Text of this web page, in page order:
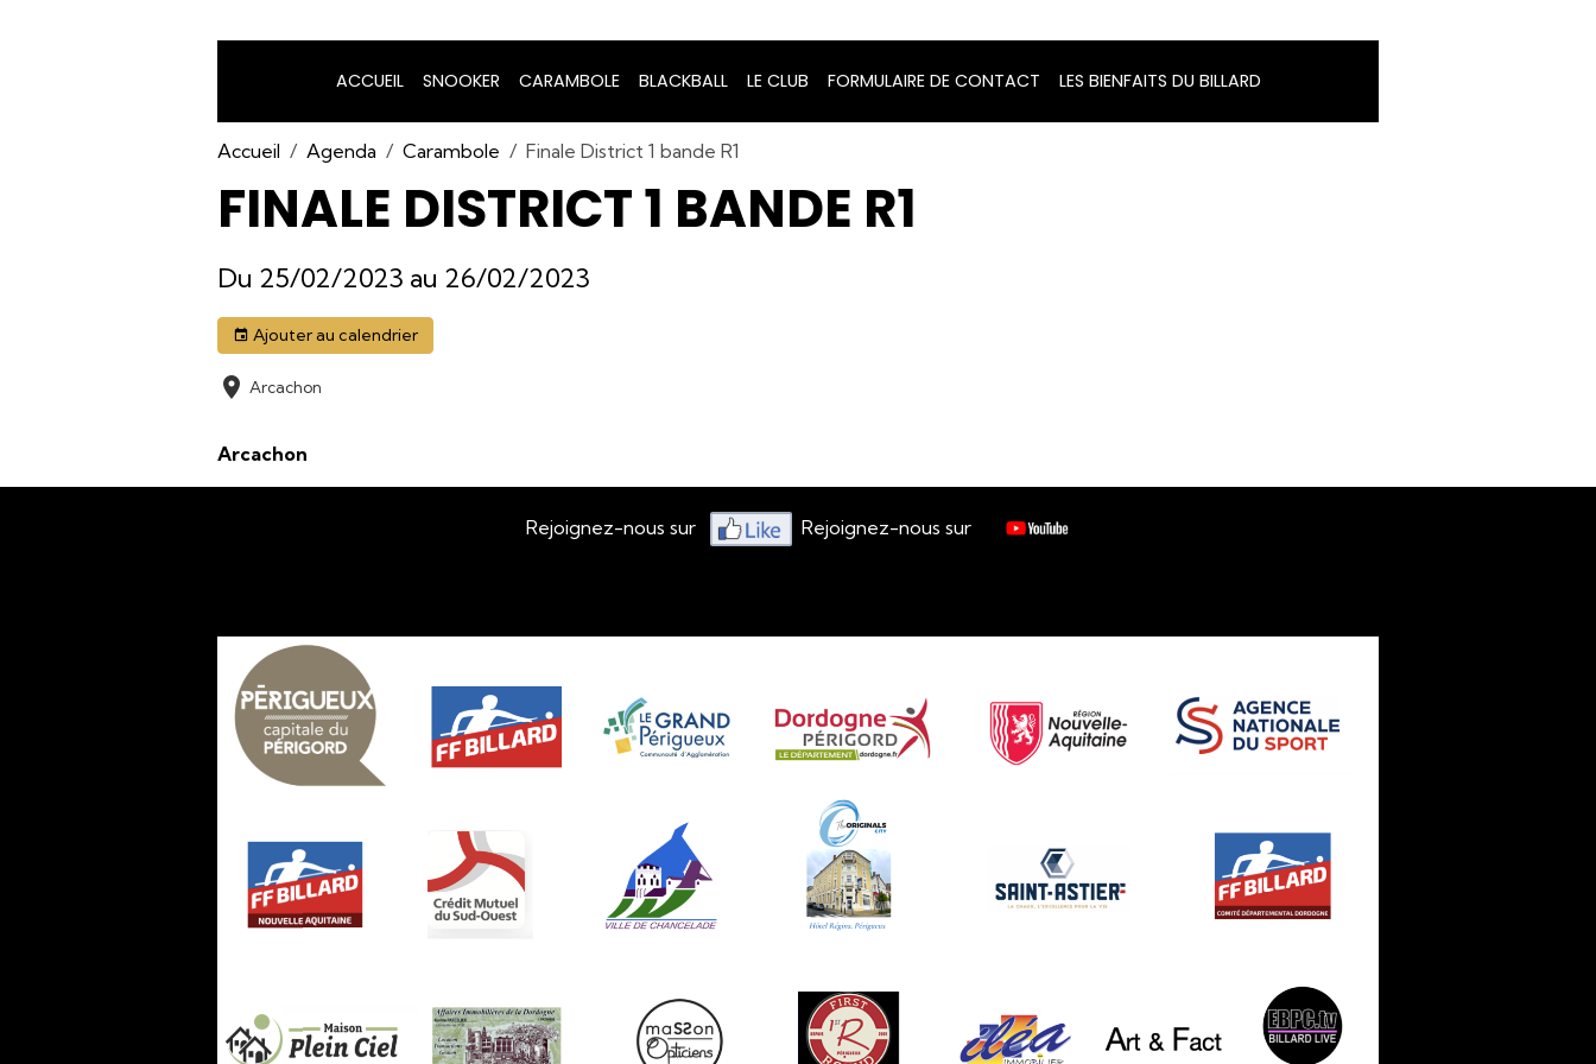
ACCUEIL SNOOKER CARAMBOLE BLACKBALL LE CLUB FORMULAIRE DE CONTACT LES BIENFAITS DU BILLARD
Accueil Agenda Carambole Finale District 1 bande R1
FINALE DISTRICT 1 BANDE R1
Du 25/02/2023 au 26/02/2023
Ajouter au calendrier
Arcachon
Arcachon
Rejoignez-nous sur Rejoignez-nous sur